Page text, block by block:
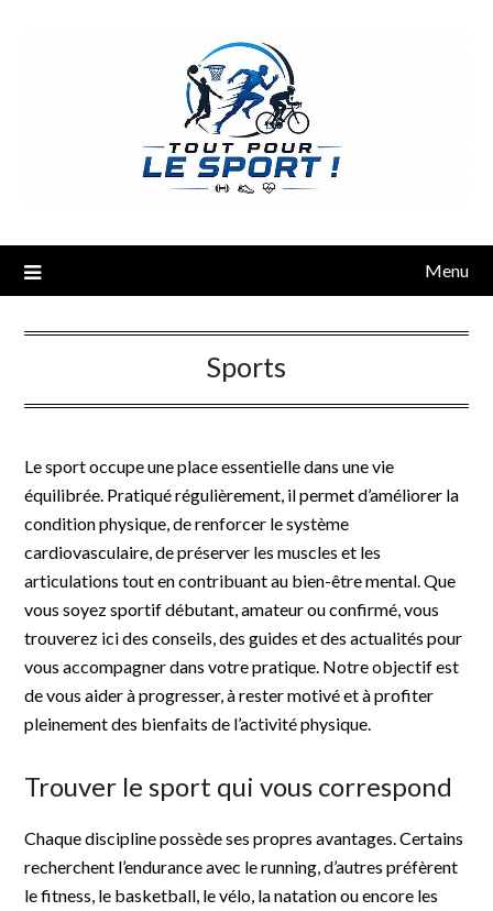
Menu
Sports
Le sport occupe une place essentielle dans une vie
équilibrée. Pratiqué régulièrement, il permet d’améliorer la
condition physique, de renforcer le système
cardiovasculaire, de préserver les muscles et les
articulations tout en contribuant au bien-être mental. Que
vous soyez sportif débutant, amateur ou confirmé, vous
trouverez ici des conseils, des guides et des actualités pour
vous accompagner dans votre pratique. Notre objectif est
de vous aider à progresser, à rester motivé et à profiter
pleinement des bienfaits de l’activité physique.
Trouver le sport qui vous correspond
Chaque discipline possède ses propres avantages. Certains
recherchent l’endurance avec le running, d’autres préfèrent
le fitness, le basketball, le vélo, la natation ou encore les